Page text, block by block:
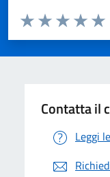
Valuta da 1 a 5 stelle la
Valuta
Valuta 3
Valuta 2 stelle
Valuta 1 stelle su 5
Contatta il
Leggi